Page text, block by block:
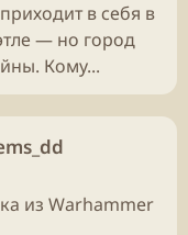
в себя в
— но город
Кому...
из Warhammer